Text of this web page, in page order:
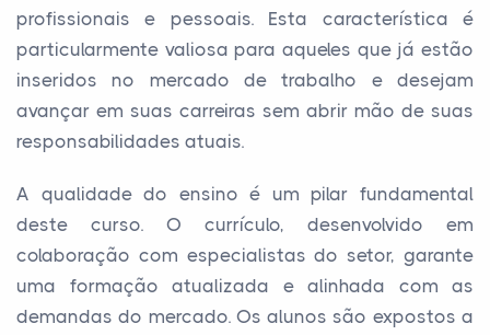
profissionais e pessoais. Esta característica é
particularmente valiosa para aqueles que já estão
inseridos no mercado de trabalho e desejam
avançar em suas carreiras sem abrir mão de suas
responsabilidades atuais.
A qualidade do ensino é um pilar fundamental
deste curso. O currículo, desenvolvido em
colaboração com especialistas do setor, garante
uma formação atualizada e alinhada com as
demandas do mercado. Os alunos são expostos a